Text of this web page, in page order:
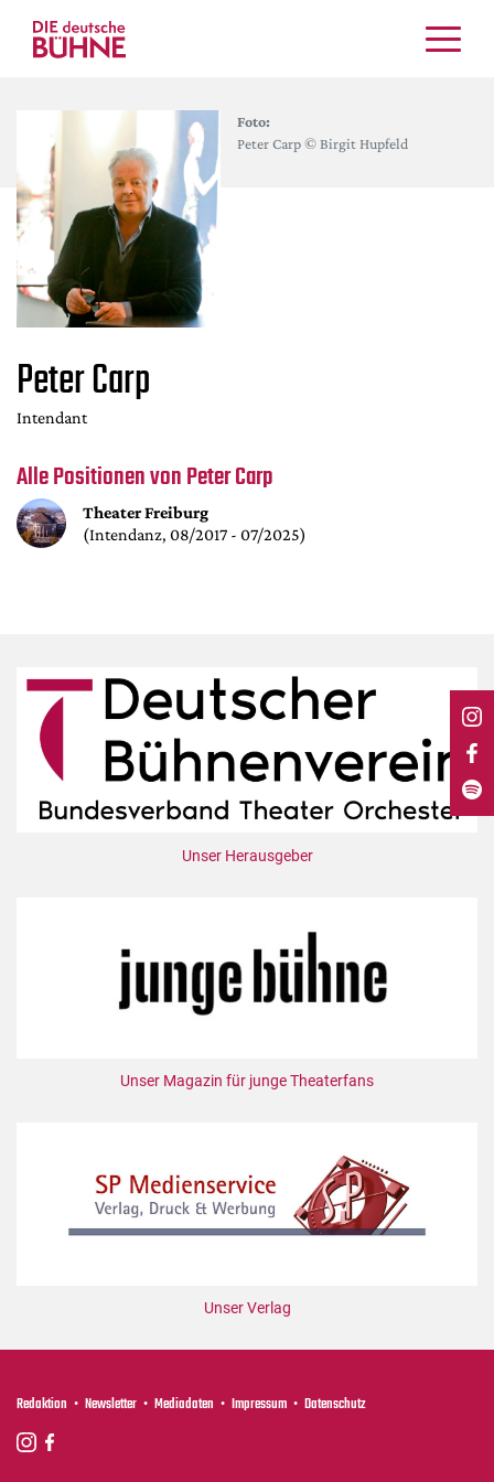
Schauspiel
Musiktheater
Crossover
Bühnenwelt
Festivals & Veranstaltungen
Menschen & Theater
Themen
Internationales
Nachrufe
Medientipps
DdB-map
Kalender
Alle Hefte
Leseproben
Podcast
Service
Autor:innen
Mediadaten
Foto:
Peter Carp © Birgit Hupfeld
Peter Carp
Intendant
Alle Positionen von Peter Carp
Theater Freiburg
(Intendanz, 08/2017 - 07/2025)
Unser Herausgeber
Unser Magazin für junge Theaterfans
Unser Verlag
Redaktion Newsletter Mediadaten Impressum Datenschutz